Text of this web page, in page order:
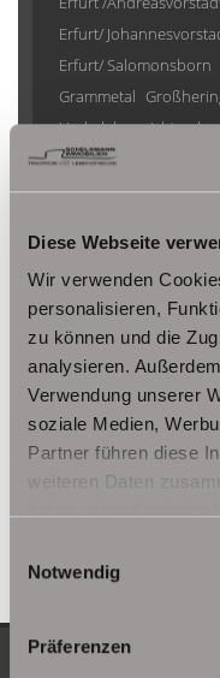
Diese Webseite
Wir verwenden
personalisieren,
zu können und die
analysieren.
Verwendung unserer
soziale Medien,
Partner führen diese
weiteren Daten
Notwendig
Präferenzen
Erfurt/
Erfurt/ Salomonsborn
Grammetal
Herbsleben
Kutzleben /
Nesse- Apfelstädt /
Saalfeld/Saale /
Tonna / Gräfentonna
Unstrut- Hainich /
Immo Am Ettersberg
kaufen Am Ettersberg
Hauskauf Am
Ettersberg